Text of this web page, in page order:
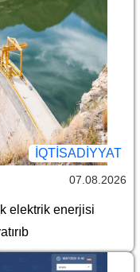
İQTİSADİYYAT
07.08.2026
elektrik enerjisi